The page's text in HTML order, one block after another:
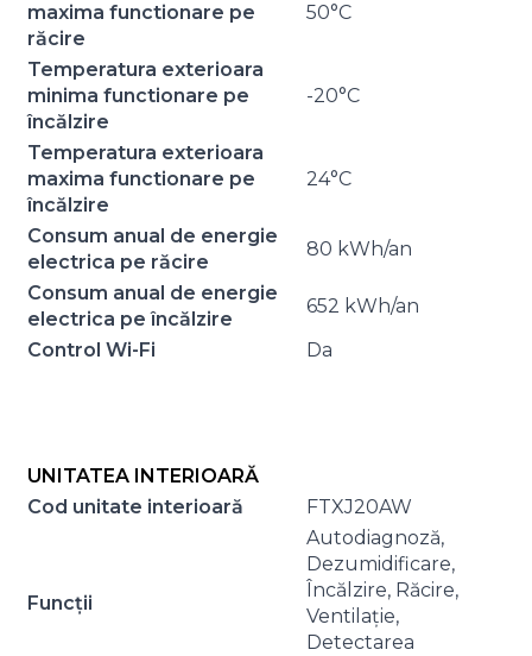
maxima functionare pe
răcire
50°C
Temperatura exterioara
minima functionare pe
încălzire
-20°C
Temperatura exterioara
maxima functionare pe
încălzire
24°C
Consum anual de energie
electrica pe răcire
80 kWh/an
Consum anual de energie
electrica pe încălzire
652 kWh/an
Control Wi-Fi
Da
UNITATEA INTERIOARĂ
Cod unitate interioară
FTXJ20AW
Funcții
Autodiagnoză,
Dezumidificare,
Încălzire, Răcire,
Ventilație,
Detectarea